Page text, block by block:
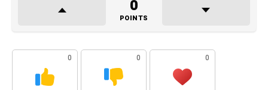
0
POINTS
0 0 0